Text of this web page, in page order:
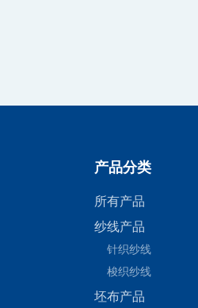
产品分类
所有产品
纱线产品
针织纱线
梭织纱线
坯布产品